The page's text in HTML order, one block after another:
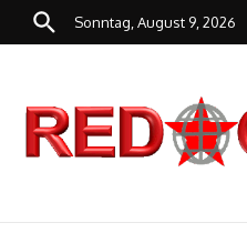
Zum Inhalt springen
Sonntag, August 9, 2026